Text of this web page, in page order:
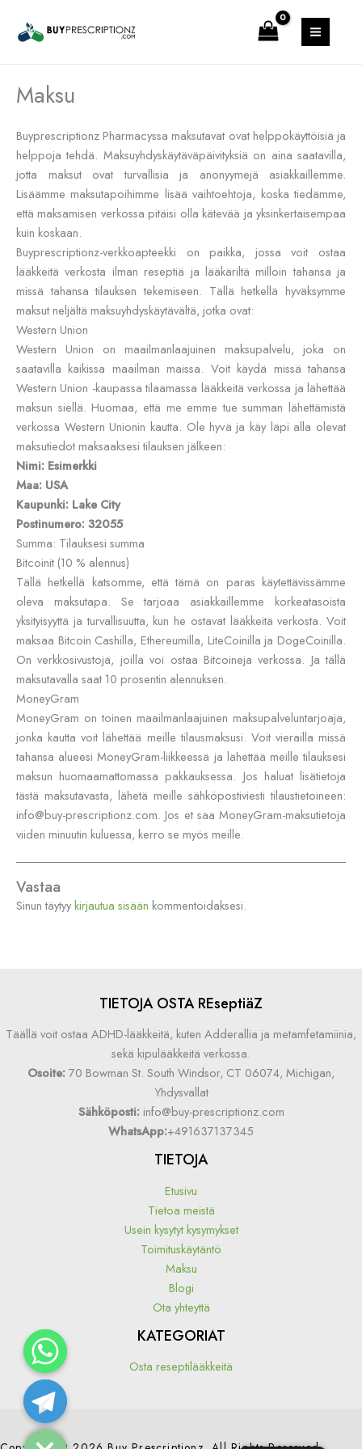
sisältöön
MAIN
MENU
Maksu
Buyprescriptionz Pharmacyssa maksutavat ovat helppokäyttöisiä ja
helppoja tehdä. Maksuyhdyskäytäväpäivityksiä on aina saatavilla,
jotta maksut ovat turvallisia ja anonyymejä asiakkaillemme.
Lisäämme maksutapoihimme lisää vaihtoehtoja, koska tiedämme,
että maksamisen verkossa pitäisi olla kätevää ja yksinkertaisempaa
kuin koskaan.
Buyprescriptionz-verkkoapteekki on paikka, jossa voit ostaa
lääkkeitä verkosta ilman reseptiä ja lääkäriltä milloin tahansa ja
missä tahansa tilauksen tekemiseen. Tällä hetkellä hyväksymme
maksut neljältä maksuyhdyskäytävältä, jotka ovat:
Western Union
Western Union on maailmanlaajuinen maksupalvelu, joka on
saatavilla kaikissa maailman maissa. Voit käydä missä tahansa
Western Union -kaupassa tilaamassa lääkkeitä verkossa ja lähettää
maksun siellä. Huomaa, että me emme tue summan lähettämistä
verkossa Western Unionin kautta. Ole hyvä ja käy läpi alla olevat
maksutiedot maksaaksesi tilauksen jälkeen:
Nimi: Esimerkki
Maa: USA
Kaupunki: Lake City
Postinumero: 32055
Summa: Tilauksesi summa
Bitcoinit (10 % alennus)
Tällä hetkellä katsomme, että tämä on paras käytettävissämme
oleva maksutapa. Se tarjoaa asiakkaillemme korkeatasoista
yksityisyyttä ja turvallisuutta, kun he ostavat lääkkeitä verkosta. Voit
maksaa Bitcoin Cashilla, Ethereumilla, LiteCoinilla ja DogeCoinilla.
On verkkosivustoja, joilla voi ostaa Bitcoineja verkossa. Ja tällä
maksutavalla saat 10 prosentin alennuksen.
MoneyGram
MoneyGram on toinen maailmanlaajuinen maksupalveluntarjoaja,
jonka kautta voit lähettää meille tilausmaksusi. Voit vierailla missä
tahansa alueesi MoneyGram-liikkeessä ja lähettää meille tilauksesi
maksun huomaamattomassa pakkauksessa. Jos haluat lisätietoja
tästä maksutavasta, lähetä meille sähköpostiviesti tilaustietoineen:
info@buy-prescriptionz.com. Jos et saa MoneyGram-maksutietoja
viiden minuutin kuluessa, kerro se myös meille.
Vastaa
Sinun täytyykirjautua sisään kommentoidaksesi.
TIETOJA OSTA REseptiäZ
Täällä voit ostaa ADHD-lääkkeitä, kuten Adderallia ja metamfetamiinia,
sekä kipulääkkeitä verkossa.
Osoite: 70 Bowman St. South Windsor, CT 06074, Michigan,
Yhdysvallat
Sähköposti: info@buy-prescriptionz.com
WhatsApp:+491637137345
TIETOJA
Etusivu
Tietoa meistä
Usein kysytyt kysymykset
Toimituskäytäntö
Maksu
Blogi
Ota yhteyttä
KATEGORIAT
Osta reseptilääkkeitä
chaty